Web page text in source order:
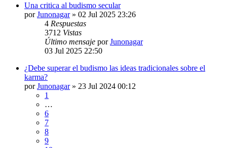
Una critica al budismo secular
porJunonagar» 02 Jul 2025 23:26
4 Respuestas
3712 Vistas
Último mensaje porJunonagar
03 Jul 2025 22:50
¿Debe superar el budismo las ideas tradicionales sobre el
karma?
porJunonagar» 23 Jul 2024 00:12
1
…
6
7
8
9